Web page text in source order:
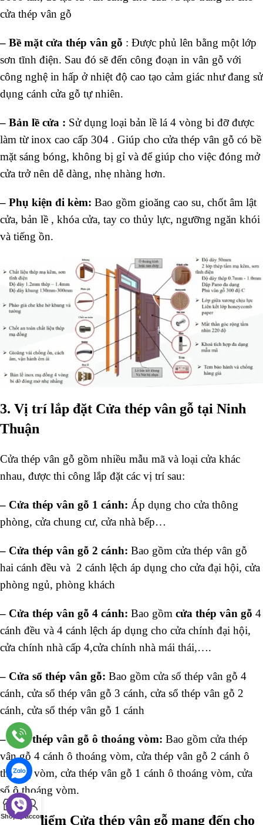
cửa thép vân gỗ
– Bề mặt cửa thép vân gỗ : Được phủ lên bằng một lớp
sơn tĩnh điện. Sau đó sẽ đến công đoạn in vân gỗ với
công nghệ in hấp ở nhiệt độ cao tạo cảm giác như đang sử
dụng cánh cửa gỗ tự nhiên.
– Bản lề cửa : Sử dụng loại bản lề lá 4 vòng bi đỡ được
làm từ inox cao cấp 304 . Giúp cho cửa thép vân gỗ có bề
mặt sáng bóng, không bị gỉ và để giúp cho việc đóng mở
cửa trở nên dễ dàng, nhẹ nhàng hơn.
– Phụ kiện đi kèm: Bao gồm gioăng cao su, chốt âm lật
cửa, bản lề , khóa cửa, tay co thủy lực, ngưỡng ngăn khói
và tiếng ồn.
3. Vị trí lắp đặt Cửa thép vân gỗ tại Ninh
Thuận
Cửa thép vân gỗ gồm nhiều mẫu mã và loại cửa khác
nhau, được thi công lắp đặt các vị trí sau:
– Cửa thép vân gỗ 1 cánh: Áp dụng cho cửa thông
phòng, cửa chung cư, cửa nhà bếp…
– Cửa thép vân gỗ 2 cánh: Bao gồm cửa thép vân gỗ
hai cánh đều và 2 cánh lệch áp dụng cho cửa đại hội, cửa
phòng ngủ, phòng khách
– Cửa thép vân gỗ 4 cánh: Bao gồm cửa thép vân gỗ 4
cánh đều và 4 cánh lệch áp dụng cho cửa chính đại hội,
cửa chính nhà cấp 4,cửa chính nhà mái thái,….
– Cửa sổ thép vân gỗ: Bao gồm cửa sổ thép vân gỗ 4
cánh, cửa sổ thép vân gỗ 3 cánh, cửa sổ thép vân gỗ 2
cánh, cửa sổ thép vân gỗ 1 cánh
– Cửa thép vân gỗ ô thoáng vòm: Bao gồm cửa thép
vân gỗ 4 cánh ô thoáng vòm, cửa thép vân gỗ 2 cánh ô
thoáng vòm, cửa thép vân gỗ 1 cánh ô thoáng vòm, cửa
sổ ô thoáng vòm.
4. Ưu điểm Cửa thép vân gỗ mang đến cho
Shop
0
Cart
My account